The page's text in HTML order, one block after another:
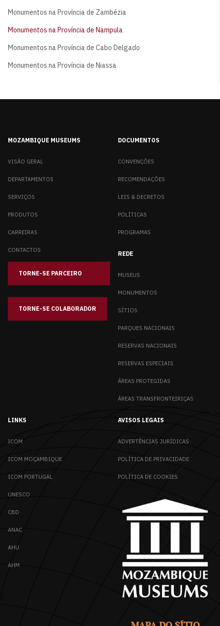
Monumentos na Província de Zambézia
Monumentos na Província de Nampula
Monumentos na Província de Cabo Delgado
Monumentos na Província de Niassa
MOZAMBIQUE MUSEUMS
VISÃO GERAL
DEPARTAMENTOS
SERVIÇOS
PRODUTOS
CARREIRAS
CONTACTOS
TORNE-SE PARCEIRO
TORNE-SE COLABORADOR
DOCUMENTOS
CONVENÇÕES
RECOMENDAÇÕES
LEIS & DECRETOS
POLÍTICAS
PROGRAMAS
REDE
MUSEUS
MONUMENTOS
SÍTIOS
PARQUES NACIONAIS
RESERVAS NACIONAIS
RESERVAS ESPECIAIS
ÁREAS PROTEGIDAS
ÁREAS TRANSFRONTEIRIÇAS
LINKS
ICOM
ICOM MOÇAMBIQUE
ICOM PORTUGAL
UNESCO
CBD
ANAC
AHU
AHM
AVISOS LEGAIS
ADVERTÊNCIAS JURÍDICAS
POLÍTICA DE PRIVACIDADE
POLÍTICA DE COOKIES